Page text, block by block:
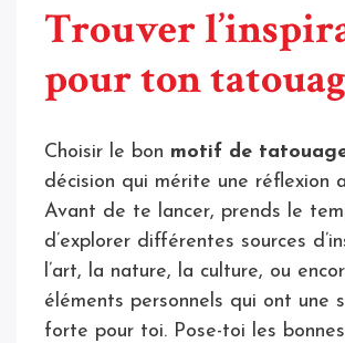
Trouver
pour ton
Choisir le bon motif de
décision qui mérite une réflexion
Avant de te lancer, prends le
d’explorer différentes sources
l’art, la nature, la culture, ou
éléments personnels qui ont une
forte pour toi. Pose-toi les